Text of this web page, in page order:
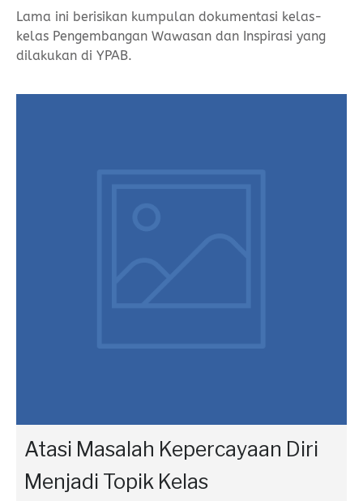
Lama ini berisikan kumpulan dokumentasi kelas-
kelas Pengembangan Wawasan dan Inspirasi yang
dilakukan di YPAB.
Atasi Masalah Kepercayaan Diri
Menjadi Topik Kelas